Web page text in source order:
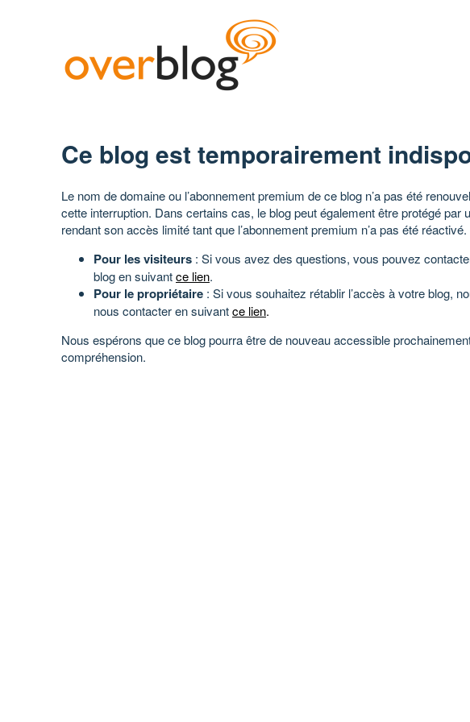
Ce blog est temporairement
Le nom de domaine ou l’abonnement premium de ce blog n’a pas été
cette interruption. Dans certains cas, le blog peut également être protégé par
rendant son accès limité tant que l’abonnement premium n’a pas été réactivé.
Pour les visiteurs : Si vous avez des questions, vous pouvez
blog en suivantce lien.
Pour le propriétaire : Si vous souhaitez rétablir l’accès à votre blog,
nous contacter en suivantce lien.
Nous espérons que ce blog pourra être de nouveau accessible
compréhension.